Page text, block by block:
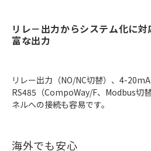
リレ－出力からシステム化に
富な出力
リレー出力（NO/NC切替）、4-
RS485（CompoWay/F、Modbus切
ネルへの接続も容易です。
海外でも安心